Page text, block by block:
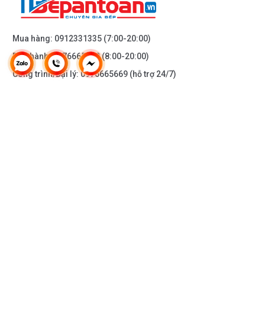
Mua hàng: 0912331335 (7:00-20:00)
Bảo hành:0976665669(8:00-20:00)
Công trình/Đại lý:0976665669 (hỗ trợ 24/7)